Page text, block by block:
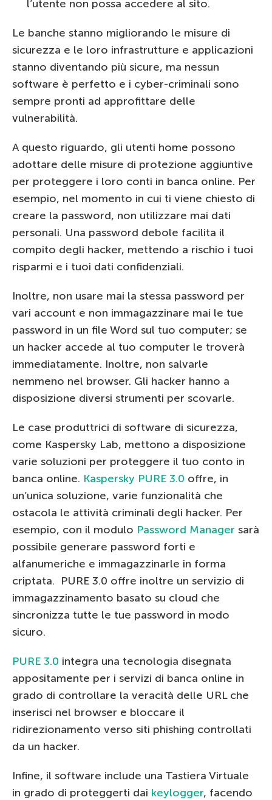
l’utente non possa accedere al sito.
Le banche stanno migliorando le misure di
sicurezza e le loro infrastrutture e applicazioni
stanno diventando più sicure, ma nessun
software è perfetto e i cyber-criminali sono
sempre pronti ad approfittare delle
vulnerabilità.
A questo riguardo, gli utenti home possono
adottare delle misure di protezione aggiuntive
per proteggere i loro conti in banca online. Per
esempio, nel momento in cui ti viene chiesto di
creare la password, non utilizzare mai dati
personali. Una password debole facilita il
compito degli hacker, mettendo a rischio i tuoi
risparmi e i tuoi dati confidenziali.
Inoltre, non usare mai la stessa password per
vari account e non immagazzinare mai le tue
password in un file Word sul tuo computer; se
un hacker accede al tuo computer le troverà
immediatamente. Inoltre, non salvarle
nemmeno nel browser. Gli hacker hanno a
disposizione diversi strumenti per scovarle.
Le case produttrici di software di sicurezza,
come Kaspersky Lab, mettono a disposizione
varie soluzioni per proteggere il tuo conto in
banca online. Kaspersky PURE 3.0 offre, in
un’unica soluzione, varie funzionalità che
ostacola le attività criminali degli hacker. Per
esempio, con il modulo Password Manager sarà
possibile generare password forti e
alfanumeriche e immagazzinarle in forma
criptata. PURE 3.0 offre inoltre un servizio di
immagazzinamento basato su cloud che
sincronizza tutte le tue password in modo
sicuro.
PURE 3.0 integra una tecnologia disegnata
appositamente per i servizi di banca online in
grado di controllare la veracità delle URL che
inserisci nel browser e bloccare il
ridirezionamento verso siti phishing controllati
da un hacker.
Infine, il software include una Tastiera Virtuale
in grado di proteggerti dai keylogger, facendo